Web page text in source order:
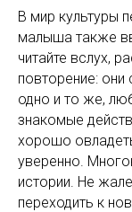
В мир культуры
малыша также
читайте вслух,
повторение:
одно и то же,
знакомые
хорошо
уверенно.
истории. Не
переходить к